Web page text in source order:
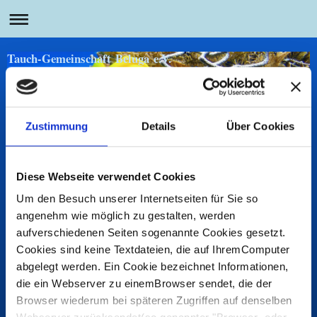
Zustimmung Details Über Cookies
Diese Webseite verwendet Cookies
Um den Besuch unserer Internetseiten für Sie so
angenehm wie möglich zu gestalten, werden
aufverschiedenen Seiten sogenannte Cookies gesetzt.
Cookies sind keine Textdateien, die auf IhremComputer
abgelegt werden. Ein Cookie bezeichnet Informationen,
die ein Webserver zu einemBrowser sendet, die der
Browser wiederum bei späteren Zugriffen auf denselben
Tauch-Gemeinschaft Beluga e.V.
Die Ausbildung erfolgt sowohl in der Tauchtheorie - in der u. a.
physikalische und
medizinische Kenntnisse vermittelt werden - als auch in der Praxis
wie z.B. durch
Ausbildung mit und ohne Tauchgerät im Hallenbad Salzgitter
Lebenstedt sowie in Freigewässern (z. B. demSalzgittersee).
Übungsleiter, die in der Lage sind, sämtlicheDTSA-Stufen
(Deutsches Tauchsportabzeichen) abzunehmen.